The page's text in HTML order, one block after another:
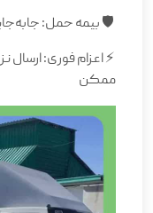
🛡️ بیمه حمل:
⚡ اعزام فوری:
ممکن